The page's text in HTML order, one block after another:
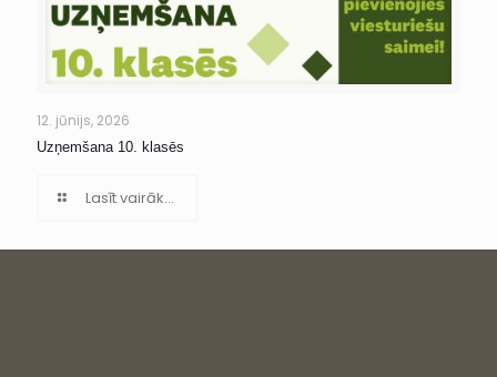
12. jūnijs, 2026
Uzņemšana 10. klasēs
Lasīt vairāk...